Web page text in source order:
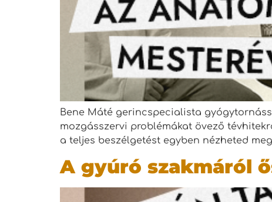
Bene Máté gerincspecialista
mozgásszervi problémákat övező
a teljes beszélgetést egyben nézheted
A gyúró szakmáról